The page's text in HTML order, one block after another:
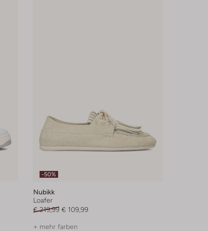
-50%
Nubikk
Loafer
€ 219,99 € 109,99
+ mehr farben